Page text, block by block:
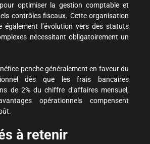
optimiser la gestion comptable et
contrôles fiscaux. Cette organisation
également l’évolution vers des statuts
nécessitant obligatoirement un
penche généralement en faveur du
dès que les frais bancaires
de 2% du chiffre d’affaires mensuel,
opérationnels compensent
à retenir